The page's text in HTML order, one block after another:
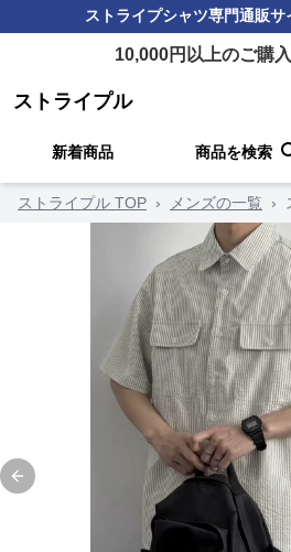
ストライプシャツ専門通販サ
10,000円以上のご購
ストライプル
新着商品 商品を検索
ストライプル TOP › メンズの一覧 ›
Previous slide